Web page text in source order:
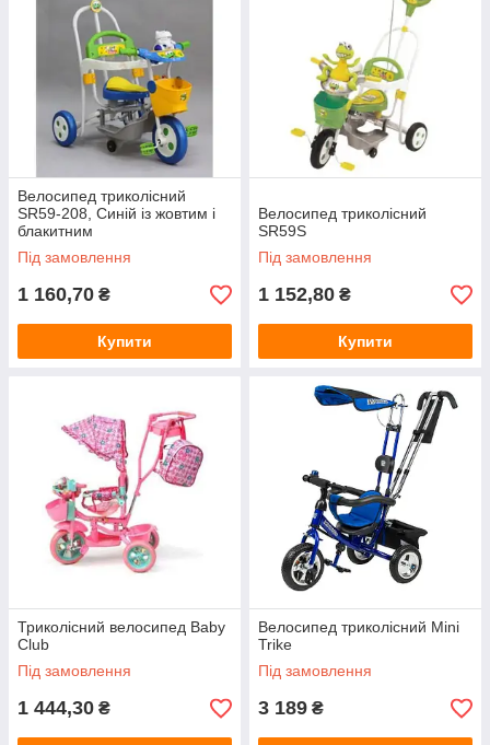
Велосипед триколісний
SR59-208, Синій із жовтим і
блакитним
Під замовлення
1 160,70 ₴
Купити
Велосипед триколісний
SR59S
Під замовлення
1 152,80 ₴
Купити
Триколісний велосипед Baby
Club
Під замовлення
1 444,30 ₴
Велосипед триколісний Mini
Trike
Під замовлення
3 189 ₴